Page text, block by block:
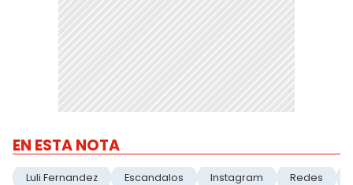
EN ESTA NOTA
Luli Fernandez Escandalos Instagram Redes